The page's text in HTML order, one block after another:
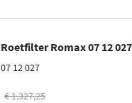
Roetfilter Romax 07 12 027
07 12 027
€ 1.327,25